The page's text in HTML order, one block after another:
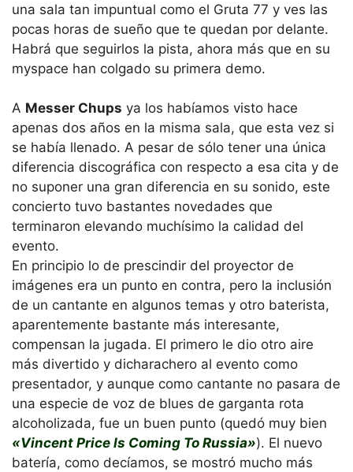
una sala tan impuntual como el Gruta 77 y ves las
pocas horas de sueño que te quedan por delante.
Habrá que seguirlos la pista, ahora más que en su
myspace han colgado su primera demo.
A Messer Chups ya los habíamos visto hace
apenas dos años en la misma sala, que esta vez si
se había llenado. A pesar de sólo tener una única
diferencia discográfica con respecto a esa cita y de
no suponer una gran diferencia en su sonido, este
concierto tuvo bastantes novedades que
terminaron elevando muchísimo la calidad del
evento.
En principio lo de prescindir del proyector de
imágenes era un punto en contra, pero la inclusión
de un cantante en algunos temas y otro baterista,
aparentemente bastante más interesante,
compensan la jugada. El primero le dio otro aire
más divertido y dicharachero al evento como
presentador, y aunque como cantante no pasara de
una especie de voz de blues de garganta rota
alcoholizada, fue un buen punto (quedó muy bien
«Vincent Price Is Coming To Russia»). El nuevo
batería, como decíamos, se mostró mucho más